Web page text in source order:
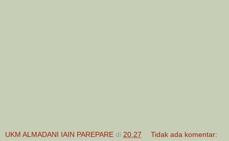
UKM ALMADANI IAIN PAREPARE di 20.27 Tidak ada komentar: